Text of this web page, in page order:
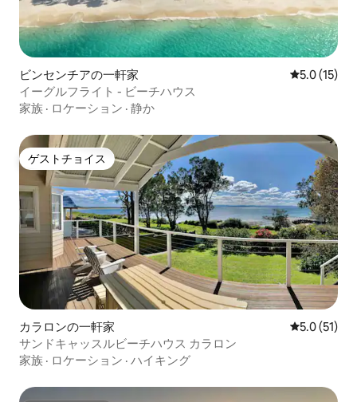
ビンセンチアの一軒家 レビュー15
5.0 (15)
イーグルフライト - ビーチハウス
家族 · ロケーション · 静か
ゲストチョイス
ゲストチョイス
カラロンの一軒家 レビュー51
5.0 (51)
サンドキャッスルビーチハウス カラロン
家族 · ロケーション · ハイキング